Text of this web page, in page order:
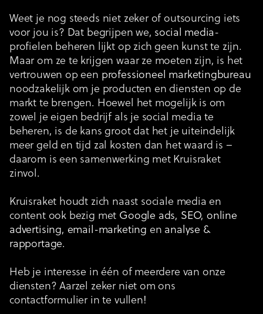
Weet je nog steeds niet zeker of outsourcing iets
voor jou is? Dat begrijpen we, social media-
profielen beheren lijkt op zich geen kunst te zijn.
Maar om ze te krijgen waar ze moeten zijn, is het
vertrouwen op een professioneel marketingbureau
noodzakelijk om je producten en diensten op de
markt te brengen. Hoewel het mogelijk is om
zowel je eigen bedrijf als je social media te
beheren, is de kans groot dat het je uiteindelijk
meer geld en tijd zal kosten dan het waard is –
daarom is een samenwerking met Kruisraket
zinvol.
Kruisraket houdt zich naast sociale media en
content ook bezig met Google ads, SEO, online
advertising, email-marketing en analyse &
rapportage.
Heb je interesse in één of meerdere van onze
diensten? Aarzel zeker niet om ons
contactformulier in te vullen!